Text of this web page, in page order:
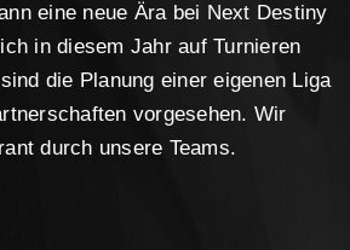
eine neue Ära bei Next Destiny
in diesem Jahr auf Turnieren
die Planung einer eigenen Liga
vorgesehen. Wir
durch unsere Teams.